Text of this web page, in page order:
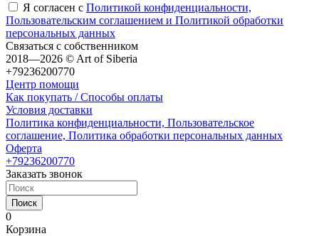
Я согласен с Политикой конфиденциальности,
Пользовательским соглашением и Политикой обработки
персональных данных
Связаться с собственником
2018—2026 © Art of Siberia
+79236200770
Центр помощи
Как покупать / Способы оплаты
Условия доставки
Политика конфиденциальности, Пользовательское
соглашение, Политика обработки персональных данных
Оферта
+79236200770
Заказать звонок
Поиск
0
Корзина